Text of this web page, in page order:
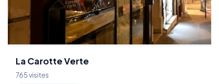
La Carotte Verte
765 visites